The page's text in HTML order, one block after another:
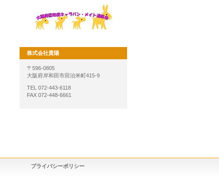
株式会社貴陽
〒596-0805
大阪府岸和田市田治米町415-9
TEL 072-443-6118
FAX 072-448-6661
プライバシーポリシー